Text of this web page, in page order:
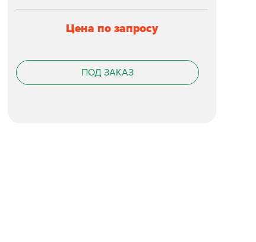
Цена по запросу
ПОД ЗАКАЗ